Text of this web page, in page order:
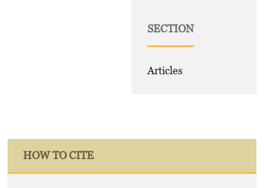
SECTION
Articles
HOW TO CITE